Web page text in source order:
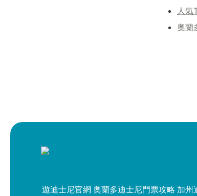
人氣
奧蘭
遊迪士尼官網 奧蘭多迪士尼門票攻略 加州